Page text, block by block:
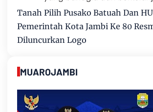
Tanah Pilih Pusako Batuah Dan
Pemerintah Kota Jambi Ke 80
Diluncurkan Logo
MUAROJAMBI